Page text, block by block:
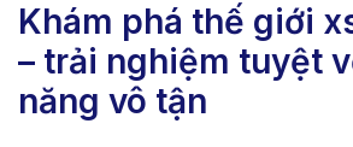
khám phá thế giới xsmb thu 7
– trải nghiệm tuyệt
năng vô tận